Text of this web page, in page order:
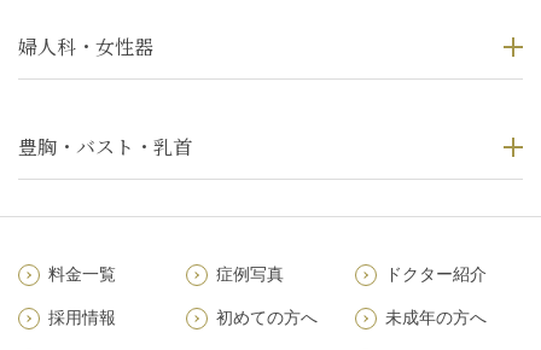
婦人科・女性器
豊胸・バスト・乳首
料金一覧 症例写真 ドクター紹介
採用情報 初めての方へ 未成年の方へ